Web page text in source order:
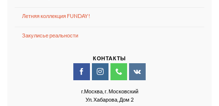
Летняя коллекция FUNDAY!
Закулисье реальности
КОНТАКТЫ
г.Москва, г. Московский
Ул. Хабарова, Дом 2